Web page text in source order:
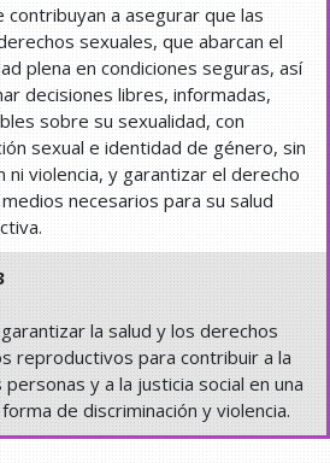
a asegurar que las
sexuales, que abarcan el
plena en condiciones seguras, así
decisiones libres, informadas,
sobre su sexualidad, con
sexual e identidad de género, sin
ni violencia, y garantizar el derecho
necesarios para su salud
la salud y los derechos
reproductivos para contribuir a la
y a la justicia social en una
de discriminación y violencia.